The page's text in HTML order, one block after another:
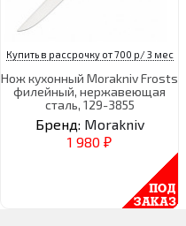
Купить в рассрочку от 700 р/ 3 мес
Нож кухонный Morakniv Frosts
филейный, нержавеющая
сталь, 129-3855
Бренд: Morakniv
1 980 ₽